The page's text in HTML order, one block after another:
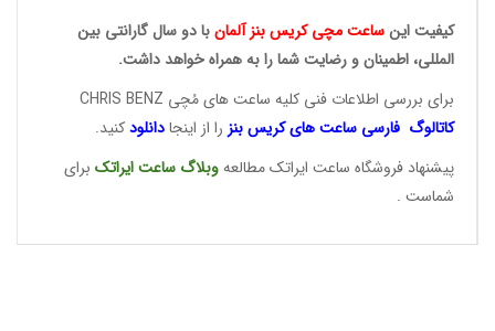
کیفیت اینساعت مچی کریسبنز آلمانبا دو سال گارانتی بین
المللی، اطمینان و رضایت شما را به همراه خواهد داشت.
برای بررسی اطلاعات فنی کلیه ساعت های مُچی CHRIS BENZ
کاتالوگ فارسی ساعت هایکریس بنز را از اینجادانلودکنید.
پیشنهاد فروشگاه ساعت ایراتک مطالعهوبلاگ ساعتایراتک برای
شماست .